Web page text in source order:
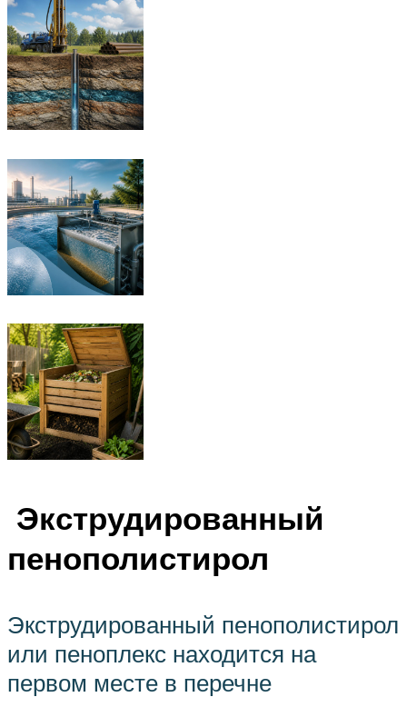
Экструдированный
пенополистирол
Экструдированный пенополистирол
или пеноплекс находится на
первом месте в перечне